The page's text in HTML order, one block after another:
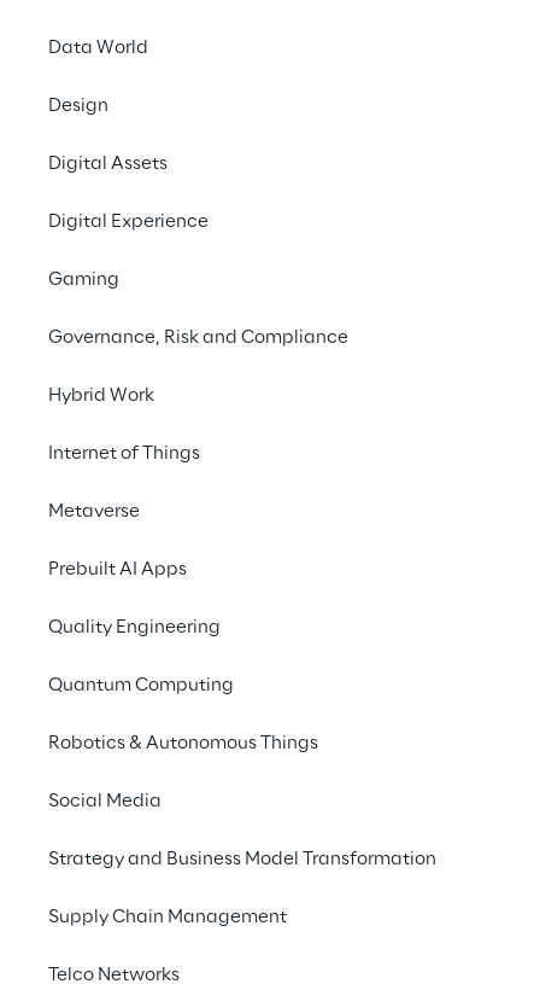
Data World
Design
Digital Assets
Digital Experience
Gaming
Governance, Risk and Compliance
Hybrid Work
Internet of Things
Metaverse
Prebuilt AI Apps
Quality Engineering
Quantum Computing
Robotics & Autonomous Things
Social Media
Strategy and Business Model Transformation
Supply Chain Management
Telco Networks
#Cybersecurity
Testing
Il contesto
Resilience Testing
Il contesto
La Cyber resilience consiste nell’abilità di
dagli attacchi informatici e rispondere in